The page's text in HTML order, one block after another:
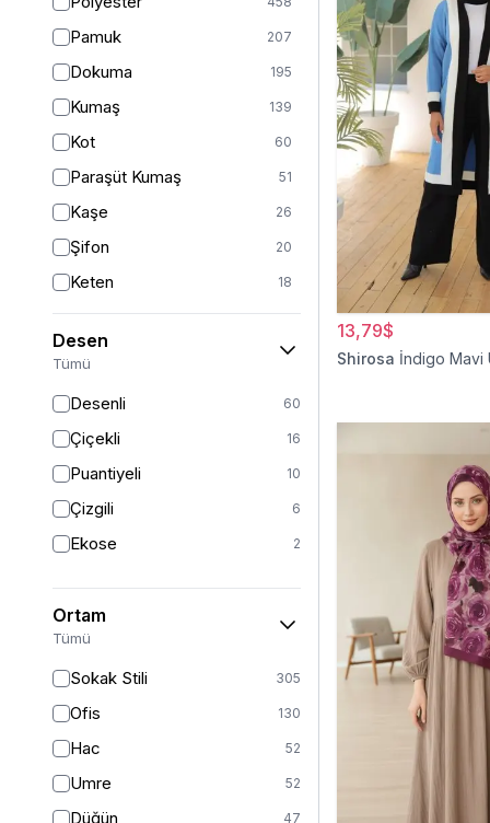
Pamuk 207
Dokuma 195
Kumaş 139
Kot 60
Paraşüt Kumaş 51
Kaşe 26
Şifon 20
Keten 18
Viskon 17
Saten 15
Peluş 2
Jarse
Kadife
Süet
Sandy
Desen
Tümü
Desenli 60
Çiçekli 16
Puantiyeli 10
Çizgili 6
Ekose 2
Ortam
Tümü
Sokak Stili 305
Ofis 130
Hac 52
Umre 52
Düğün 47
13,79$
Shirosa İndigo Mavi